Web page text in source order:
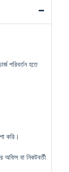
পরিবর্তন হতে
করি।
অফিস বা নিকটবর্তী